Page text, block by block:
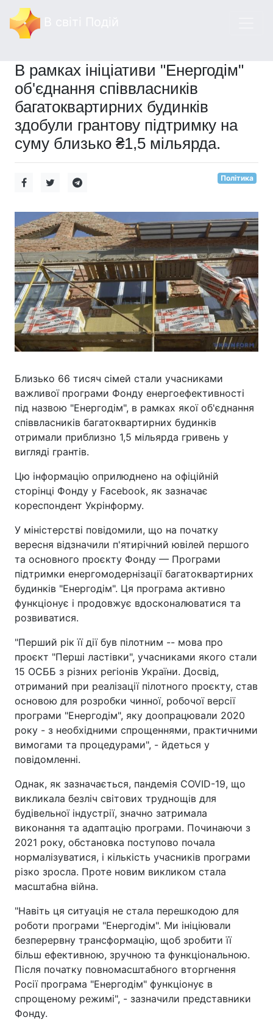
В рамках ініціативи "Енергодім"
об'єднання співвласників
багатоквартирних будинків
здобули грантову підтримку на
суму близько ₴1,5 мільярда.
Політика
Близько 66 тисяч сімей стали учасниками
важливої програми Фонду енергоефективності
під назвою "Енергодім", в рамках якої об'єднання
співвласників багатоквартирних будинків
отримали приблизно 1,5 мільярда гривень у
вигляді грантів.
Цю інформацію оприлюднено на офіційній
сторінці Фонду у Facebook, як зазначає
кореспондент Укрінформу.
У міністерстві повідомили, що на початку
вересня відзначили п'ятирічний ювілей першого
та основного проєкту Фонду — Програми
підтримки енергомодернізації багатоквартирних
будинків "Енергодім". Ця програма активно
функціонує і продовжує вдосконалюватися та
розвиватися.
"Перший рік її дії був пілотним -- мова про
проєкт "Перші ластівки", учасниками якого стали
15 ОСББ з різних регіонів України. Досвід,
отриманий при реалізації пілотного проєкту, став
основою для розробки чинної, робочої версії
програми "Енергодім", яку доопрацювали 2020
року - з необхідними спрощеннями, практичними
вимогами та процедурами", - йдеться у
повідомленні.
Однак, як зазначається, пандемія COVID-19, що
викликала безліч світових труднощів для
будівельної індустрії, значно затримала
виконання та адаптацію програми. Починаючи з
2021 року, обстановка поступово почала
нормалізуватися, і кількість учасників програми
різко зросла. Проте новим викликом стала
масштабна війна.
"Навіть ця ситуація не стала перешкодою для
роботи програми "Енергодім". Ми ініціювали
безперервну трансформацію, щоб зробити її
більш ефективною, зручною та функціональною.
Після початку повномасштабного вторгнення
Росії програма "Енергодім" функціонує в
спрощеному режимі", - зазначили представники
Фонду.